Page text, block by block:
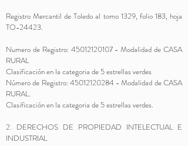
Registro Mercantil de Toledo al tomo 1329, folio 183, hoja
TO-24423.
Numero de Registro: 45012120107- Modalidad de CASA
RURAL
Clasificación en la categoria de 5 estrellas verdes
Número de Registro:45012120284 - Modalidad de CASA
RURAL.
Clasificación en la categoria de 5 estrellas verdes.
2. DERECHOS DE PROPIEDAD INTELECTUAL E
INDUSTRIAL